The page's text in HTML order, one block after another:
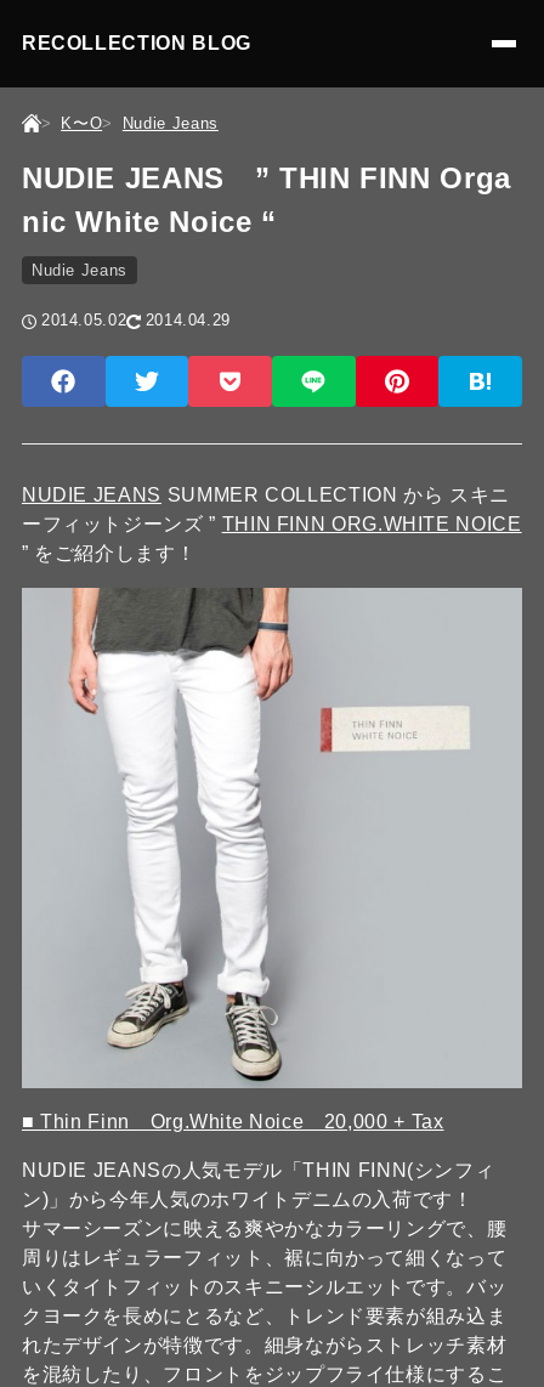
RECOLLECTION BLOG
K〜O Nudie Jeans
NUDIE JEANS ” THIN FINN Orga
nic White Noice “
Nudie Jeans
2014.05.02 2014.04.29
NUDIE JEANS SUMMER COLLECTION から スキニ
ーフィットジーンズ ” THIN FINN ORG.WHITE NOICE
” をご紹介します！
■ Thin Finn Org.White Noice 20,000 + Tax
NUDIE JEANSの人気モデル「THIN FINN(シンフィ
ン)」から今年人気のホワイトデニムの入荷です！
サマーシーズンに映える爽やかなカラーリングで、腰
周りはレギュラーフィット、裾に向かって細くなって
いくタイトフィットのスキニーシルエットです。バッ
クヨークを長めにとるなど、トレンド要素が組み込ま
れたデザインが特徴です。細身ながらストレッチ素材
を混紡したり、フロントをジップフライ仕様にするこ